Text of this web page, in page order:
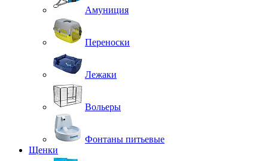
Амуниция
Переноски
Лежаки
Вольеры
Фонтаны питьевые
Щенки